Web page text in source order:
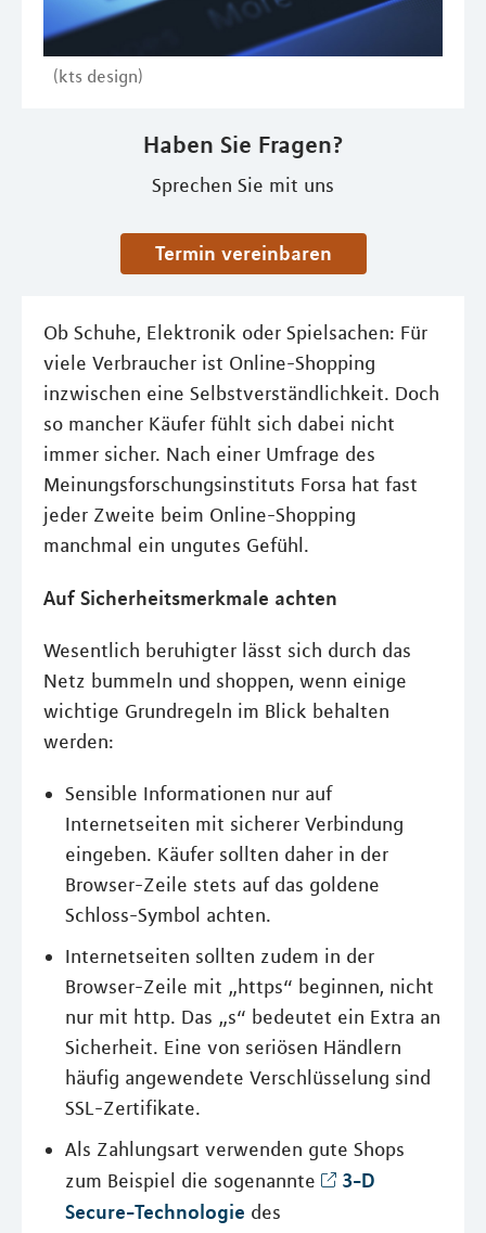
(kts design)
Haben Sie Fragen?
Sprechen Sie mit uns
Termin vereinbaren
Ob Schuhe, Elektronik oder Spielsachen: Für
viele Verbraucher ist Online-Shopping
inzwischen eine Selbstverständlichkeit. Doch
so mancher Käufer fühlt sich dabei nicht
immer sicher. Nach einer Umfrage des
Meinungsforschungsinstituts Forsa hat fast
jeder Zweite beim Online-Shopping
manchmal ein ungutes Gefühl.
Auf Sicherheitsmerkmale achten
Wesentlich beruhigter lässt sich durch das
Netz bummeln und shoppen, wenn einige
wichtige Grundregeln im Blick behalten
werden:
Sensible Informationen nur auf
Internetseiten mit sicherer Verbindung
eingeben. Käufer sollten daher in der
Browser-Zeile stets auf das goldene
Schloss-Symbol achten.
Internetseiten sollten zudem in der
Browser-Zeile mit „https“ beginnen, nicht
nur mit http. Das „s“ bedeutet ein Extra an
Sicherheit. Eine von seriösen Händlern
häufig angewendete Verschlüsselung sind
SSL-Zertifikate.
Als Zahlungsart verwenden gute Shops
zum Beispiel die sogenannte
3-D
Secure-Technologie des